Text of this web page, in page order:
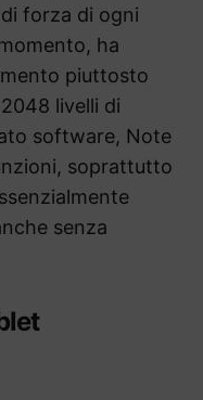
forza di ogni
ha
piuttosto
livelli di
software, Note
soprattutto
senza